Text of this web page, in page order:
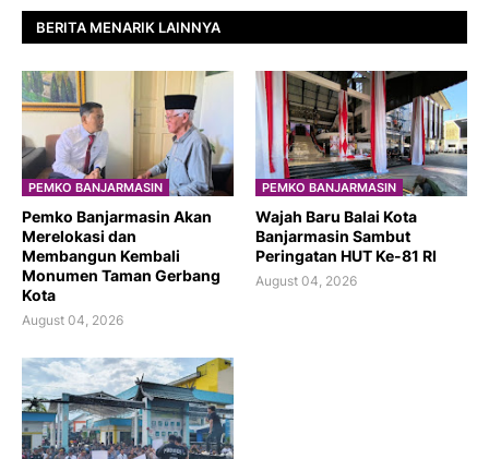
BERITA MENARIK LAINNYA
PEMKO BANJARMASIN
Pemko Banjarmasin Akan
Merelokasi dan
Membangun Kembali
Monumen Taman Gerbang
Kota
August 04, 2026
PEMKO BANJARMASIN
​Wajah Baru Balai Kota
Banjarmasin Sambut
Peringatan HUT Ke-81 RI
August 04, 2026